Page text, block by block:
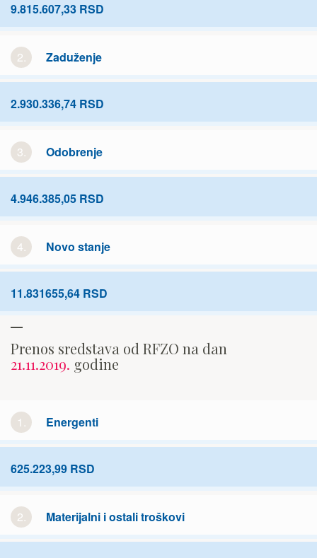
9.815.607,33 RSD
2. Zaduženje
2.930.336,74 RSD
3. Odobrenje
4.946.385,05 RSD
4. Novo stanje
11.831655,64 RSD
Prenos sredstava od RFZO na dan
21.11.2019. godine
1. Energenti
625.223,99 RSD
2. Materijalni i ostali troškovi